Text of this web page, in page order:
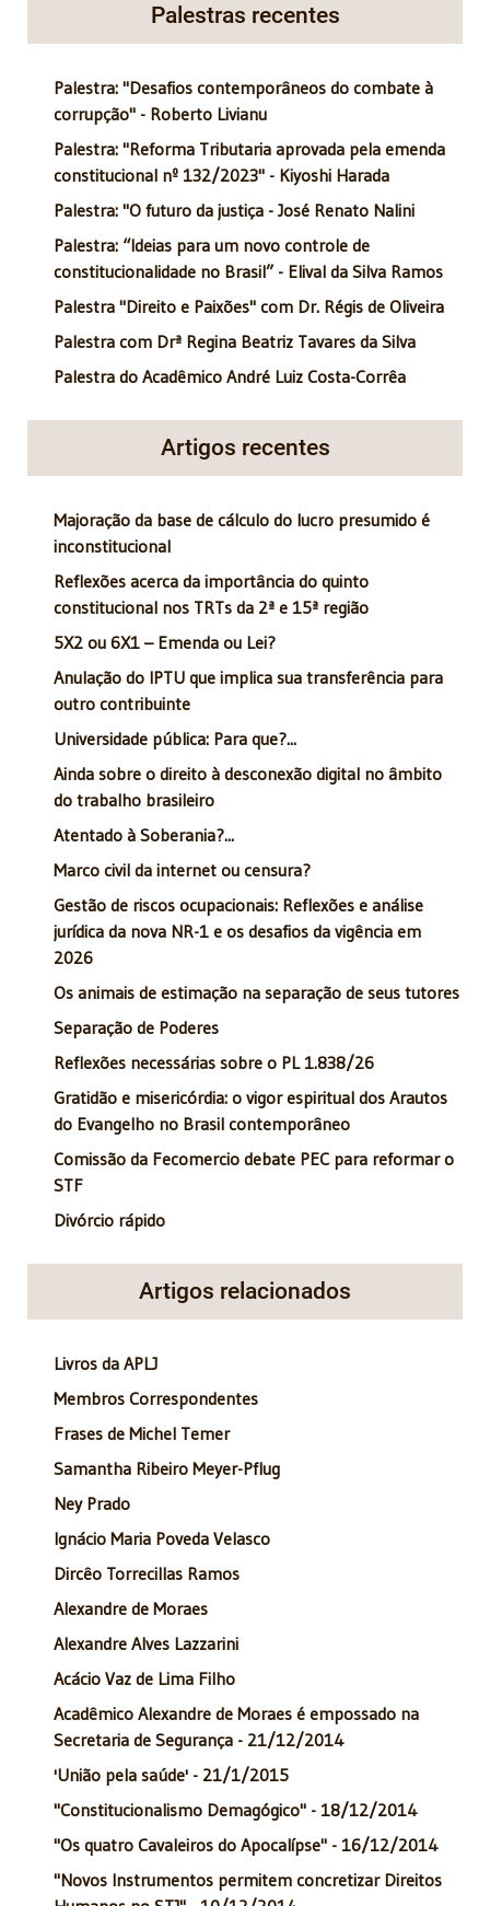
Palestras recentes
Palestra: "Desafios contemporâneos do combate à
corrupção" - Roberto Livianu
Palestra: "Reforma Tributaria aprovada pela emenda
constitucional nº 132/2023" - Kiyoshi Harada
Palestra: "O futuro da justiça - José Renato Nalini
Palestra: “Ideias para um novo controle de
constitucionalidade no Brasil” - Elival da Silva Ramos
Palestra "Direito e Paixões" com Dr. Régis de Oliveira
Palestra com Drª Regina Beatriz Tavares da Silva
Palestra do Acadêmico André Luiz Costa-Corrêa
Artigos recentes
Majoração da base de cálculo do lucro presumido é
inconstitucional
Reflexões acerca da importância do quinto
constitucional nos TRTs da 2ª e 15ª região
5X2 ou 6X1 – Emenda ou Lei?
Anulação do IPTU que implica sua transferência para
outro contribuinte
Universidade pública: Para que?...
Ainda sobre o direito à desconexão digital no âmbito
do trabalho brasileiro
Atentado à Soberania?...
Marco civil da internet ou censura?
Gestão de riscos ocupacionais: Reflexões e análise
jurídica da nova NR-1 e os desafios da vigência em
2026
Os animais de estimação na separação de seus tutores
Separação de Poderes
Reflexões necessárias sobre o PL 1.838/26
Gratidão e misericórdia: o vigor espiritual dos Arautos
do Evangelho no Brasil contemporâneo
Comissão da Fecomercio debate PEC para reformar o
STF
Divórcio rápido
Artigos relacionados
Livros da APLJ
Membros Correspondentes
Frases de Michel Temer
Samantha Ribeiro Meyer-Pflug
Ney Prado
Ignácio Maria Poveda Velasco
Dircêo Torrecillas Ramos
Alexandre de Moraes
Alexandre Alves Lazzarini
Acácio Vaz de Lima Filho
Acadêmico Alexandre de Moraes é empossado na
Secretaria de Segurança - 21/12/2014
'União pela saúde' - 21/1/2015
"Constitucionalismo Demagógico" - 18/12/2014
"Os quatro Cavaleiros do Apocalípse" - 16/12/2014
"Novos Instrumentos permitem concretizar Direitos